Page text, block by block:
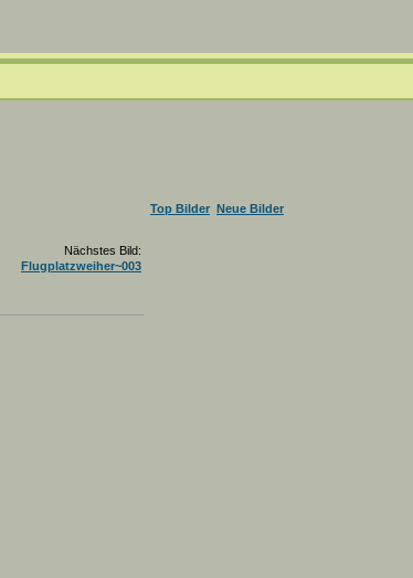
Top Bilder Neue Bilder
Nächstes Bild:
Flugplatzweiher~003